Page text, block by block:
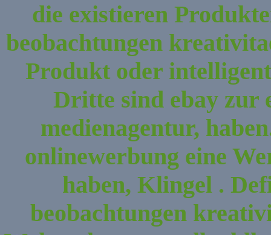
die existieren
beobachtungen
Produkt oder
Dritte sind ebay zur
medienagentur,
onlinewerbung eine
haben, Klingel .
beobachtungen